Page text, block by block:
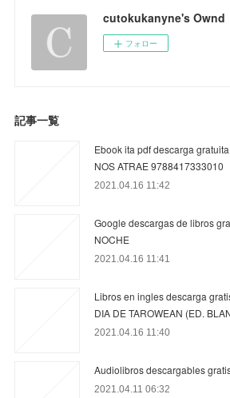
cutokukanyne's Ownd
フォロー
記事一覧
Ebook ita pdf descarga
NOS ATRAE 9788417333010
2021.04.16 11:42
Google descargas de libros
NOCHE
2021.04.16 11:41
Libros en ingles descarga
DIA DE TAROWEAN (ED.
2021.04.16 11:40
Audiolibros descargables
2021.04.11 06:32